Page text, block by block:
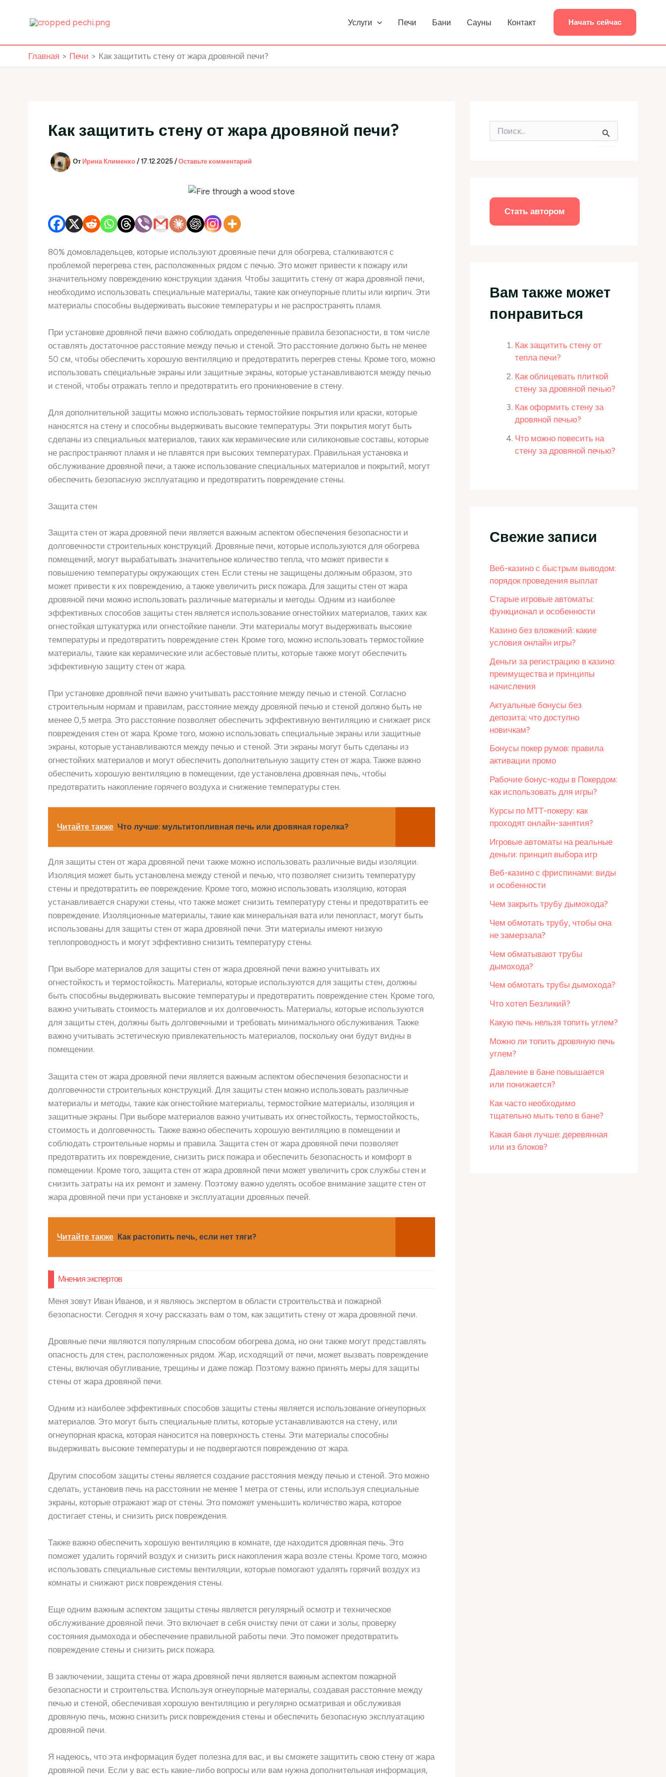
Услуги Печи Бани Сауны Контакт Начать сейчас
Главная Печи Как защитить стену от жара дровяной печи?
Как защитить стену от жара дровяной печи?
От Ирина Клименко / 17.12.2025 / Оставьте комментарий
80% домовладельцев, которые используют дровяные печи для обогрева, сталкиваются с
проблемой перегрева стен, расположенных рядом с печью. Это может привести к пожару или
значительному повреждению конструкции здания. Чтобы защитить стену от жара дровяной печи,
необходимо использовать специальные материалы, такие как огнеупорные плиты или кирпич. Эти
материалы способны выдерживать высокие температуры и не распространять пламя.
При установке дровяной печи важно соблюдать определенные правила безопасности, в том числе
оставлять достаточное расстояние между печью и стеной. Это расстояние должно быть не менее
50 см, чтобы обеспечить хорошую вентиляцию и предотвратить перегрев стены. Кроме того, можно
использовать специальные экраны или защитные экраны, которые устанавливаются между печью
и стеной, чтобы отражать тепло и предотвратить его проникновение в стену.
Для дополнительной защиты можно использовать термостойкие покрытия или краски, которые
наносятся на стену и способны выдерживать высокие температуры. Эти покрытия могут быть
сделаны из специальных материалов, таких как керамические или силиконовые составы, которые
не распространяют пламя и не плавятся при высоких температурах. Правильная установка и
обслуживание дровяной печи, а также использование специальных материалов и покрытий, могут
обеспечить безопасную эксплуатацию и предотвратить повреждение стены.
Защита стен
Защита стен от жара дровяной печи является важным аспектом обеспечения безопасности и
долговечности строительных конструкций. Дровяные печи, которые используются для обогрева
помещений, могут вырабатывать значительное количество тепла, что может привести к
повышению температуры окружающих стен. Если стены не защищены должным образом, это
может привести к их повреждению, а также увеличить риск пожара. Для защиты стен от жара
дровяной печи можно использовать различные материалы и методы. Одним из наиболее
эффективных способов защиты стен является использование огнестойких материалов, таких как
огнестойкая штукатурка или огнестойкие панели. Эти материалы могут выдерживать высокие
температуры и предотвратить повреждение стен. Кроме того, можно использовать термостойкие
материалы, такие как керамические или асбестовые плиты, которые также могут обеспечить
эффективную защиту стен от жара.
При установке дровяной печи важно учитывать расстояние между печью и стеной. Согласно
строительным нормам и правилам, расстояние между дровяной печью и стеной должно быть не
менее 0,5 метра. Это расстояние позволяет обеспечить эффективную вентиляцию и снижает риск
повреждения стен от жара. Кроме того, можно использовать специальные экраны или защитные
экраны, которые устанавливаются между печью и стеной. Эти экраны могут быть сделаны из
огнестойких материалов и могут обеспечить дополнительную защиту стен от жара. Также важно
обеспечить хорошую вентиляцию в помещении, где установлена дровяная печь, чтобы
предотвратить накопление горячего воздуха и снижение температуры стен.
Читайте также Что лучше: мультитопливная печь или дровяная горелка?
Для защиты стен от жара дровяной печи также можно использовать различные виды изоляции.
Изоляция может быть установлена между стеной и печью, что позволяет снизить температуру
стены и предотвратить ее повреждение. Кроме того, можно использовать изоляцию, которая
устанавливается снаружи стены, что также может снизить температуру стены и предотвратить ее
повреждение. Изоляционные материалы, такие как минеральная вата или пенопласт, могут быть
использованы для защиты стен от жара дровяной печи. Эти материалы имеют низкую
теплопроводность и могут эффективно снизить температуру стены.
При выборе материалов для защиты стен от жара дровяной печи важно учитывать их
огнестойкость и термостойкость. Материалы, которые используются для защиты стен, должны
быть способны выдерживать высокие температуры и предотвратить повреждение стен. Кроме того,
важно учитывать стоимость материалов и их долговечность. Материалы, которые используются
для защиты стен, должны быть долговечными и требовать минимального обслуживания. Также
важно учитывать эстетическую привлекательность материалов, поскольку они будут видны в
помещении.
Защита стен от жара дровяной печи является важным аспектом обеспечения безопасности и
долговечности строительных конструкций. Для защиты стен можно использовать различные
материалы и методы, такие как огнестойкие материалы, термостойкие материалы, изоляция и
защитные экраны. При выборе материалов важно учитывать их огнестойкость, термостойкость,
стоимость и долговечность. Также важно обеспечить хорошую вентиляцию в помещении и
соблюдать строительные нормы и правила. Защита стен от жара дровяной печи позволяет
предотвратить их повреждение, снизить риск пожара и обеспечить безопасность и комфорт в
помещении. Кроме того, защита стен от жара дровяной печи может увеличить срок службы стен и
снизить затраты на их ремонт и замену. Поэтому важно уделять особое внимание защите стен от
жара дровяной печи при установке и эксплуатации дровяных печей.
Читайте также Как растопить печь, если нет тяги?
Мнения экспертов
Меня зовут Иван Иванов, и я являюсь экспертом в области строительства и пожарной
безопасности. Сегодня я хочу рассказать вам о том, как защитить стену от жара дровяной печи.
Дровяные печи являются популярным способом обогрева дома, но они также могут представлять
опасность для стен, расположенных рядом. Жар, исходящий от печи, может вызвать повреждение
стены, включая обугливание, трещины и даже пожар. Поэтому важно принять меры для защиты
стены от жара дровяной печи.
Одним из наиболее эффективных способов защиты стены является использование огнеупорных
материалов. Это могут быть специальные плиты, которые устанавливаются на стену, или
огнеупорная краска, которая наносится на поверхность стены. Эти материалы способны
выдерживать высокие температуры и не подвергаются повреждению от жара.
Другим способом защиты стены является создание расстояния между печью и стеной. Это можно
сделать, установив печь на расстоянии не менее 1 метра от стены, или используя специальные
экраны, которые отражают жар от стены. Это поможет уменьшить количество жара, которое
достигает стены, и снизить риск повреждения.
Также важно обеспечить хорошую вентиляцию в комнате, где находится дровяная печь. Это
поможет удалить горячий воздух и снизить риск накопления жара возле стены. Кроме того, можно
использовать специальные системы вентиляции, которые помогают удалять горячий воздух из
комнаты и снижают риск повреждения стены.
Еще одним важным аспектом защиты стены является регулярный осмотр и техническое
обслуживание дровяной печи. Это включает в себя очистку печи от сажи и золы, проверку
состояния дымохода и обеспечение правильной работы печи. Это поможет предотвратить
повреждение стены и снизить риск пожара.
В заключении, защита стены от жара дровяной печи является важным аспектом пожарной
безопасности и строительства. Используя огнеупорные материалы, создавая расстояние между
печью и стеной, обеспечивая хорошую вентиляцию и регулярно осматривая и обслуживая
дровяную печь, можно снизить риск повреждения стены и обеспечить безопасную эксплуатацию
дровяной печи.
Я надеюсь, что эта информация будет полезна для вас, и вы сможете защитить свою стену от жара
дровяной печи. Если у вас есть какие-либо вопросы или вам нужна дополнительная информация,
Стать автором
Вам также может
понравиться
Как защитить стену от
тепла печи?
Как облицевать плиткой
стену за дровяной печью?
Как оформить стену за
дровяной печью?
Что можно повесить на
стену за дровяной печью?
Свежие записи
Веб-казино с быстрым выводом:
порядок проведения выплат
Старые игровые автоматы:
функционал и особенности
Казино без вложений: какие
условия онлайн игры?
Деньги за регистрацию в казино:
преимущества и принципы
начисления
Актуальные бонусы без
депозита: что доступно
новичкам?
Бонусы покер румов: правила
активации промо
Рабочие бонус-коды в Покердом:
как использовать для игры?
Курсы по МТТ-покеру: как
проходят онлайн-занятия?
Игровые автоматы на реальные
деньги: принцип выбора игр
Веб-казино с фриспинами: виды
и особенности
Чем закрыть трубу дымохода?
Чем обмотать трубу, чтобы она
не замерзала?
Чем обматывают трубы
дымохода?
Чем обмотать трубы дымохода?
Что хотел Безликий?
Какую печь нельзя топить углем?
Можно ли топить дровяную печь
углем?
Давление в бане повышается
или понижается?
Как часто необходимо
тщательно мыть тело в бане?
Какая баня лучше: деревянная
или из блоков?